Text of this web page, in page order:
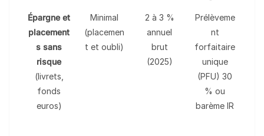
Épargne et
placement
s sans
risque
(livrets,
fonds
euros)
Minimal
(placemen
t et oubli)
2 à 3 %
annuel
brut
(2025)
Prélèveme
nt
forfaitaire
unique
(PFU) 30
% ou
barème IR